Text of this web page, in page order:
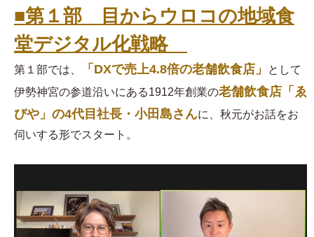
■第１部 目からウロコの地域食
堂デジタル化戦略
第１部では、 「DXで売上4.8倍の老舗飲食店」
として
伊勢神宮の参道沿いにある1912年創業の老舗飲食店「ゑ
びや」の4代目社長・小田島さんに、秋元がお話をお
伺いする形でスタート。